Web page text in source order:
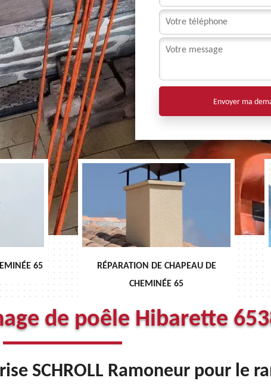
65
RÉPARATION DE CHAPEAU DE
CHEMINÉE 65
de poêle Hibarette
SCHROLL Ramoneur pour le